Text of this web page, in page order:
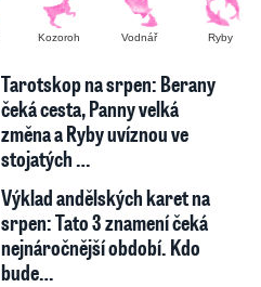
Kozoroh Vodnář Ryby
Tarotskop na srpen: Berany
čeká cesta, Panny velká
změna a Ryby uvíznou ve
stojatých …
Výklad andělských karet na
srpen: Tato 3 znamení čeká
nejnáročnější období. Kdo
bude…